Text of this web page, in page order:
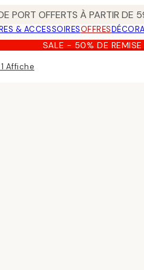
PORT OFFERTS À PARTIR
& ACCESSOIRESOFFRES
SALE - 50% DE REMISE
Affiche